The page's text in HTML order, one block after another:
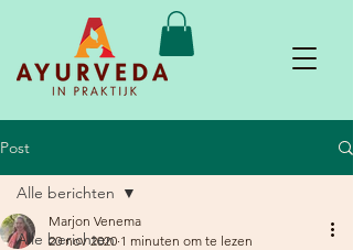
Post
Alle berichten
Alle berichten
Marjon Venema
20 nov 2020 1 minuten om te lezen